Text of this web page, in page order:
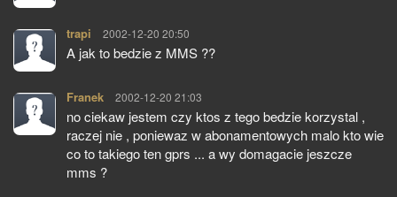
trapi pisze:
2002-12-20 20:50
A jak to bedzie z MMS ??
Franek pisze:
2002-12-20 21:03
no ciekaw jestem czy ktos z tego bedzie korzystal ,
raczej nie , poniewaz w abonamentowych malo kto wie
co to takiego ten gprs ... a wy domagacie jeszcze
mms ?